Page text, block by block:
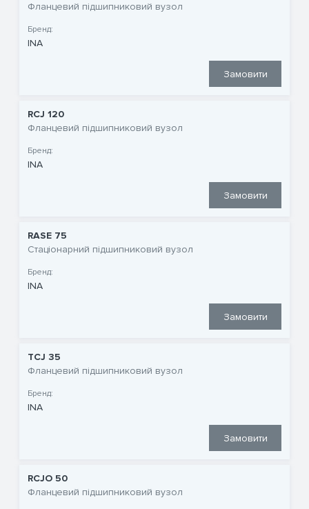
Фланцевий підшипниковий вузол
Бренд:
INA
Замовити
RCJ 120
Фланцевий підшипниковий вузол
Бренд:
INA
Замовити
RASE 75
Стаціонарний підшипниковий вузол
Бренд:
INA
Замовити
TCJ 35
Фланцевий підшипниковий вузол
Бренд:
INA
Замовити
RCJO 50
Фланцевий підшипниковий вузол